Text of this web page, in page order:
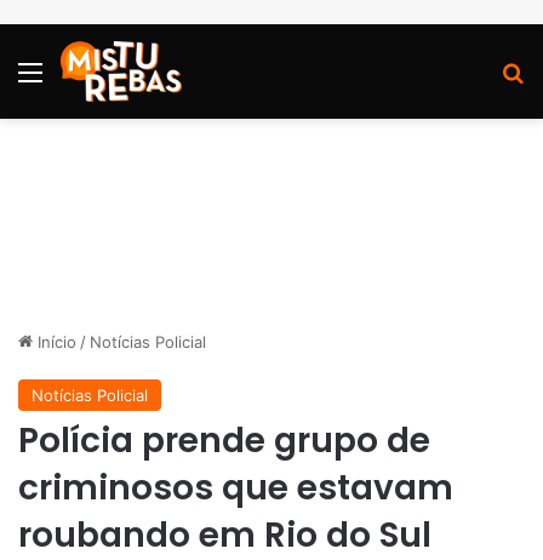
Menu
Início / Notícias Policial
Notícias Policial
Polícia prende grupo de
criminosos que estavam
roubando em Rio do Sul